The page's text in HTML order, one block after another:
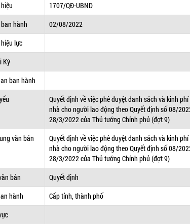
1707/QĐ-UBND
hành
02/08/2022
lực
Ký
ban hành
Quyết định về việc phê duyệt danh sách và kinh
nhà cho người lao động theo Quyết định số 08/
28/3/2022 của Thủ tướng Chính phủ (đợt 9)
văn bản
Quyết định về việc phê duyệt danh sách và kinh
nhà cho người lao động theo Quyết định số 08/
28/3/2022 của Thủ tướng Chính phủ (đợt 9)
bản
Quyết định
hành
Cấp tỉnh, thành phố